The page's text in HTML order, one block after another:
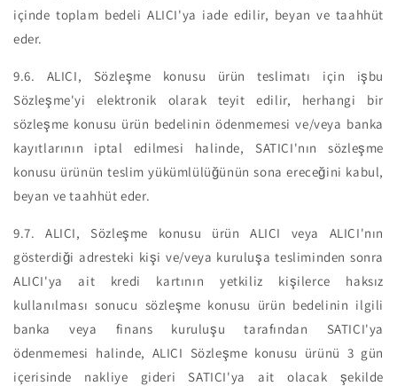
içinde toplam bedeli ALICI'ya iade edilir, beyan ve taahhüt
eder.
9.6. ALICI, Sözleşme konusu ürün teslimatı için işbu
Sözleşme'yi elektronik olarak teyit edilir, herhangi bir
sözleşme konusu ürün bedelinin ödenmemesi ve/veya banka
kayıtlarının iptal edilmesi halinde, SATICI'nın sözleşme
konusu ürünün teslim yükümlülüğünün sona ereceğini kabul,
beyan ve taahhüt eder.
9.7. ALICI, Sözleşme konusu ürün ALICI veya ALICI'nın
gösterdiği adresteki kişi ve/veya kuruluşa tesliminden sonra
ALICI'ya ait kredi kartının yetkiliz kişilerce haksız
kullanılması sonucu sözleşme konusu ürün bedelinin ilgili
banka veya finans kuruluşu tarafından SATICI'ya
ödenmemesi halinde, ALICI Sözleşme konusu ürünü 3 gün
içerisinde nakliye gideri SATICI'ya ait olacak şekilde